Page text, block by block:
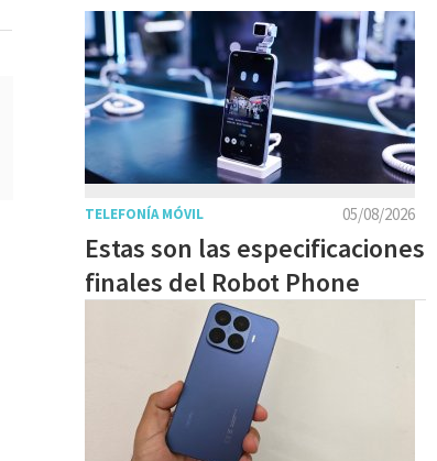
05/08/2026
TELEFONÍA MÓVIL
Estas son las especificaciones
finales del Robot Phone